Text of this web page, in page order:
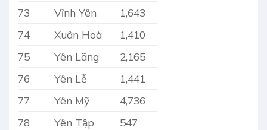
73
Vĩnh Yên
1,643
74
Xuân Hoà
1,410
75
Yên Lãng
2,165
76
Yên Lễ
1,441
77
Yên Mỹ
4,736
78
Yên Tập
547